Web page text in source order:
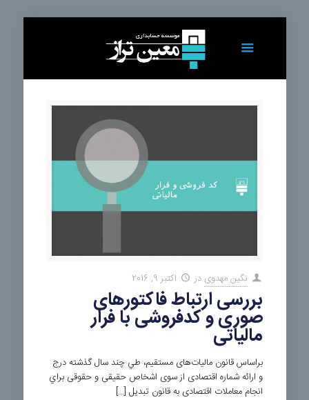
نگین مهدوی در اکتبر 9, 2016
بررسی ارتباط فاکتورهای
صوری و کدفروشی با فرار
مالياتی
براساس قانون ماليات‌های مستقيم، طي چند سال گذشته درج
و ارائه شماره اقتصادی از سوی اشخاص حقيقی و حقوقی براي
انجام معاملات اقتصادی به قانون تبديل […]